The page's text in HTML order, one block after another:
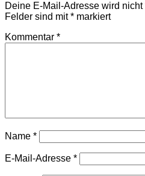
Deine E-Mail-Adresse wird nicht
Felder sind mit* markiert
Kommentar *
Name *
E-Mail-Adresse *